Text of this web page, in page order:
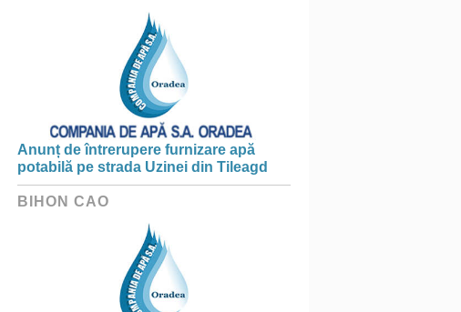
Anunț de întrerupere furnizare apă
potabilă pe strada Uzinei din Tileagd
BIHON CAO